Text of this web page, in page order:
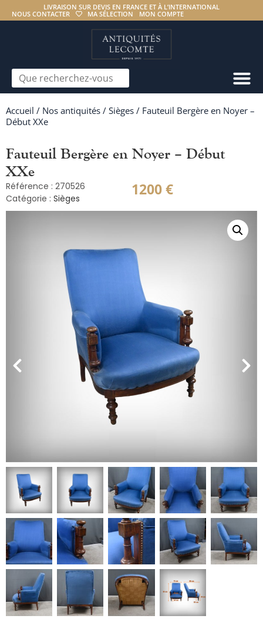
LIVRAISON SUR DEVIS EN FRANCE ET À L’INTERNATIONAL
NOUS CONTACTER
MA SÉLECTION MON COMPTE
Accueil / Nos antiquités / Sièges / Fauteuil Bergère en Noyer –
Début XXe
Fauteuil Bergère en Noyer – Début
XXe
Référence : 270526
Catégorie : Sièges 1200€